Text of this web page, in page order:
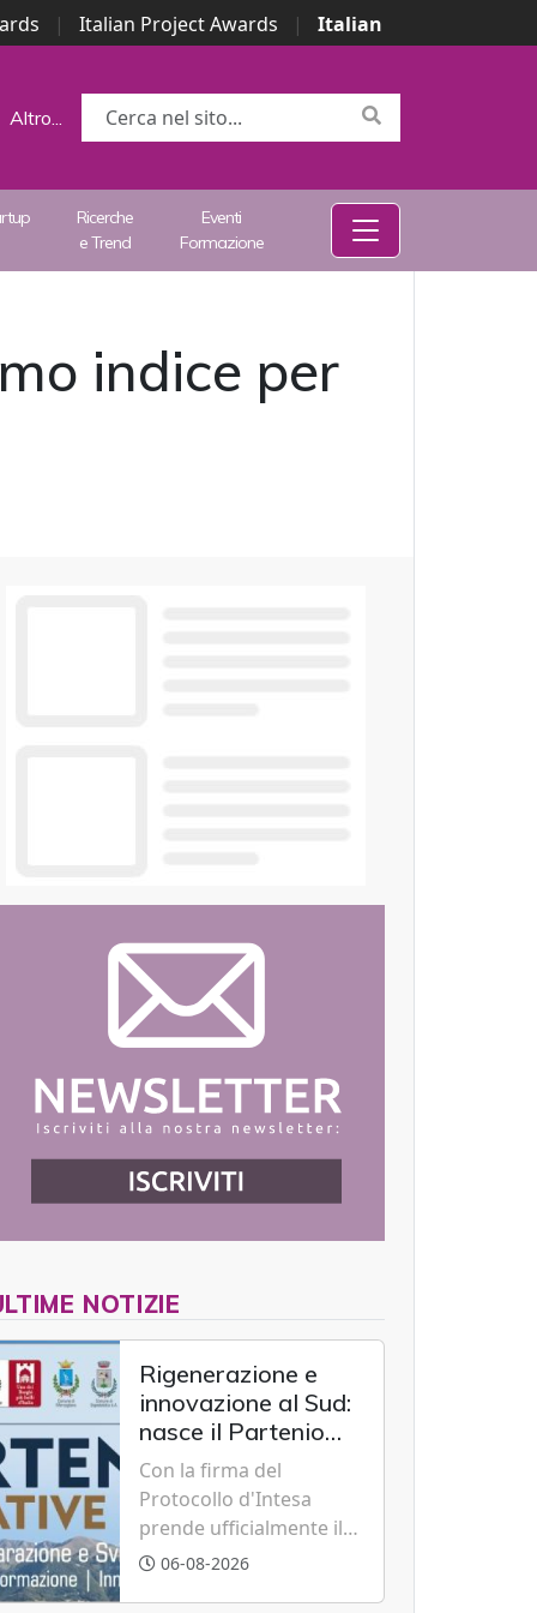
| Italian Project Awards |
Italian
Altro...
Ricerche
e Trend
Eventi
Formazione
indice per
NOTIZIE
Rigenerazione e
innovazione al Sud:
nasce il Partenio
Creative Hub per il
rilancio del
territorio
Con la firma del
Protocollo d'Intesa
prende ufficialmente il
via il recupero dell'ex
06-08-2026